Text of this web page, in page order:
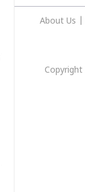
About Us